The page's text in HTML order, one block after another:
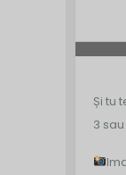
Și tu
3